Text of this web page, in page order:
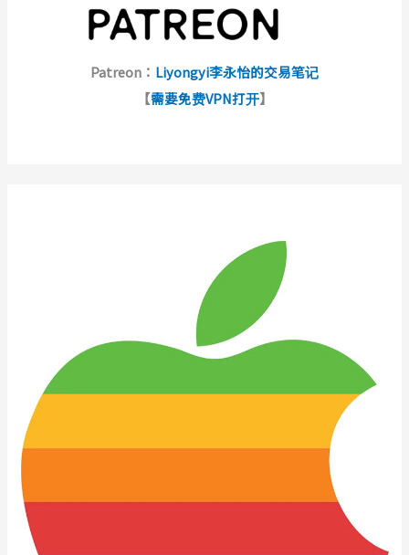
Patreon： Liyongyi李永怡的交易笔记
【需要免费VPN打开】